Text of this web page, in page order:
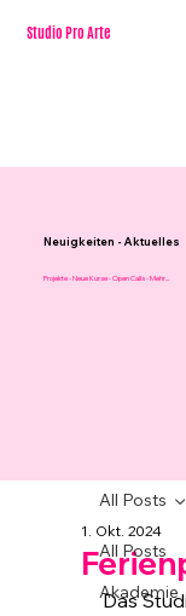
Studio Pro Arte
Projekte - Neue Kurse - Open Calls - Mehr...
Neuigkeiten - Aktuelles
All Posts
Akademie
All Posts
1. Okt. 2024
Das